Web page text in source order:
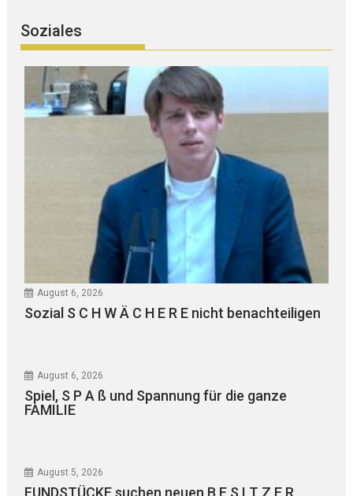
Soziales
August 6, 2026
Sozial S C H W Ä C H E R E nicht benachteiligen
August 6, 2026
Spiel, S P A ß und Spannung für die ganze
FAMILIE
August 5, 2026
FUNDSTÜCKE suchen neuen B E S I T Z E R